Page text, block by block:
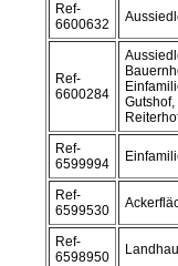
Ref-
6600632
Ref-
6600284
Ref-
6599994
Ref-
6599530
Ref-
6598950